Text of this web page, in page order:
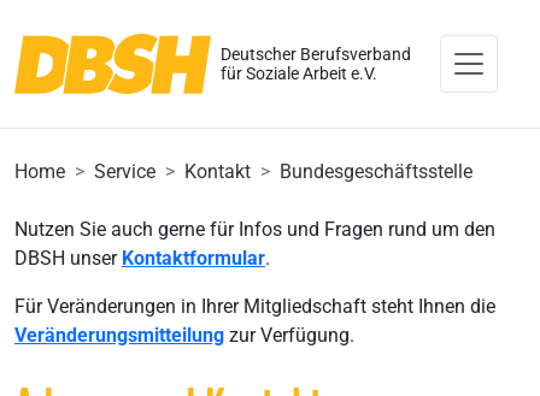
Deutscher Berufsverband
für Soziale Arbeit e.V.
Home Service Kontakt Bundesgeschäftsstelle
Nutzen Sie auch gerne für Infos und Fragen rund um den
DBSH unser Kontaktformular.
Für Veränderungen in Ihrer Mitgliedschaft steht Ihnen die
Veränderungsmitteilung zur Verfügung.